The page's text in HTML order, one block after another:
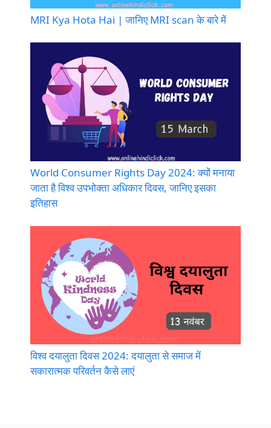
MRI Kya Hota Hai | जानिए MRI scan के बारे में
World Consumer Rights Day 2024: क्यों मनाया
जाता है विश्व उपभोक्ता अधिकार दिवस, जानिए इसका
इतिहास
विश्व दयालुता दिवस 2024: दयालुता से समाज में
सकारात्मक परिवर्तन कैसे लाएं